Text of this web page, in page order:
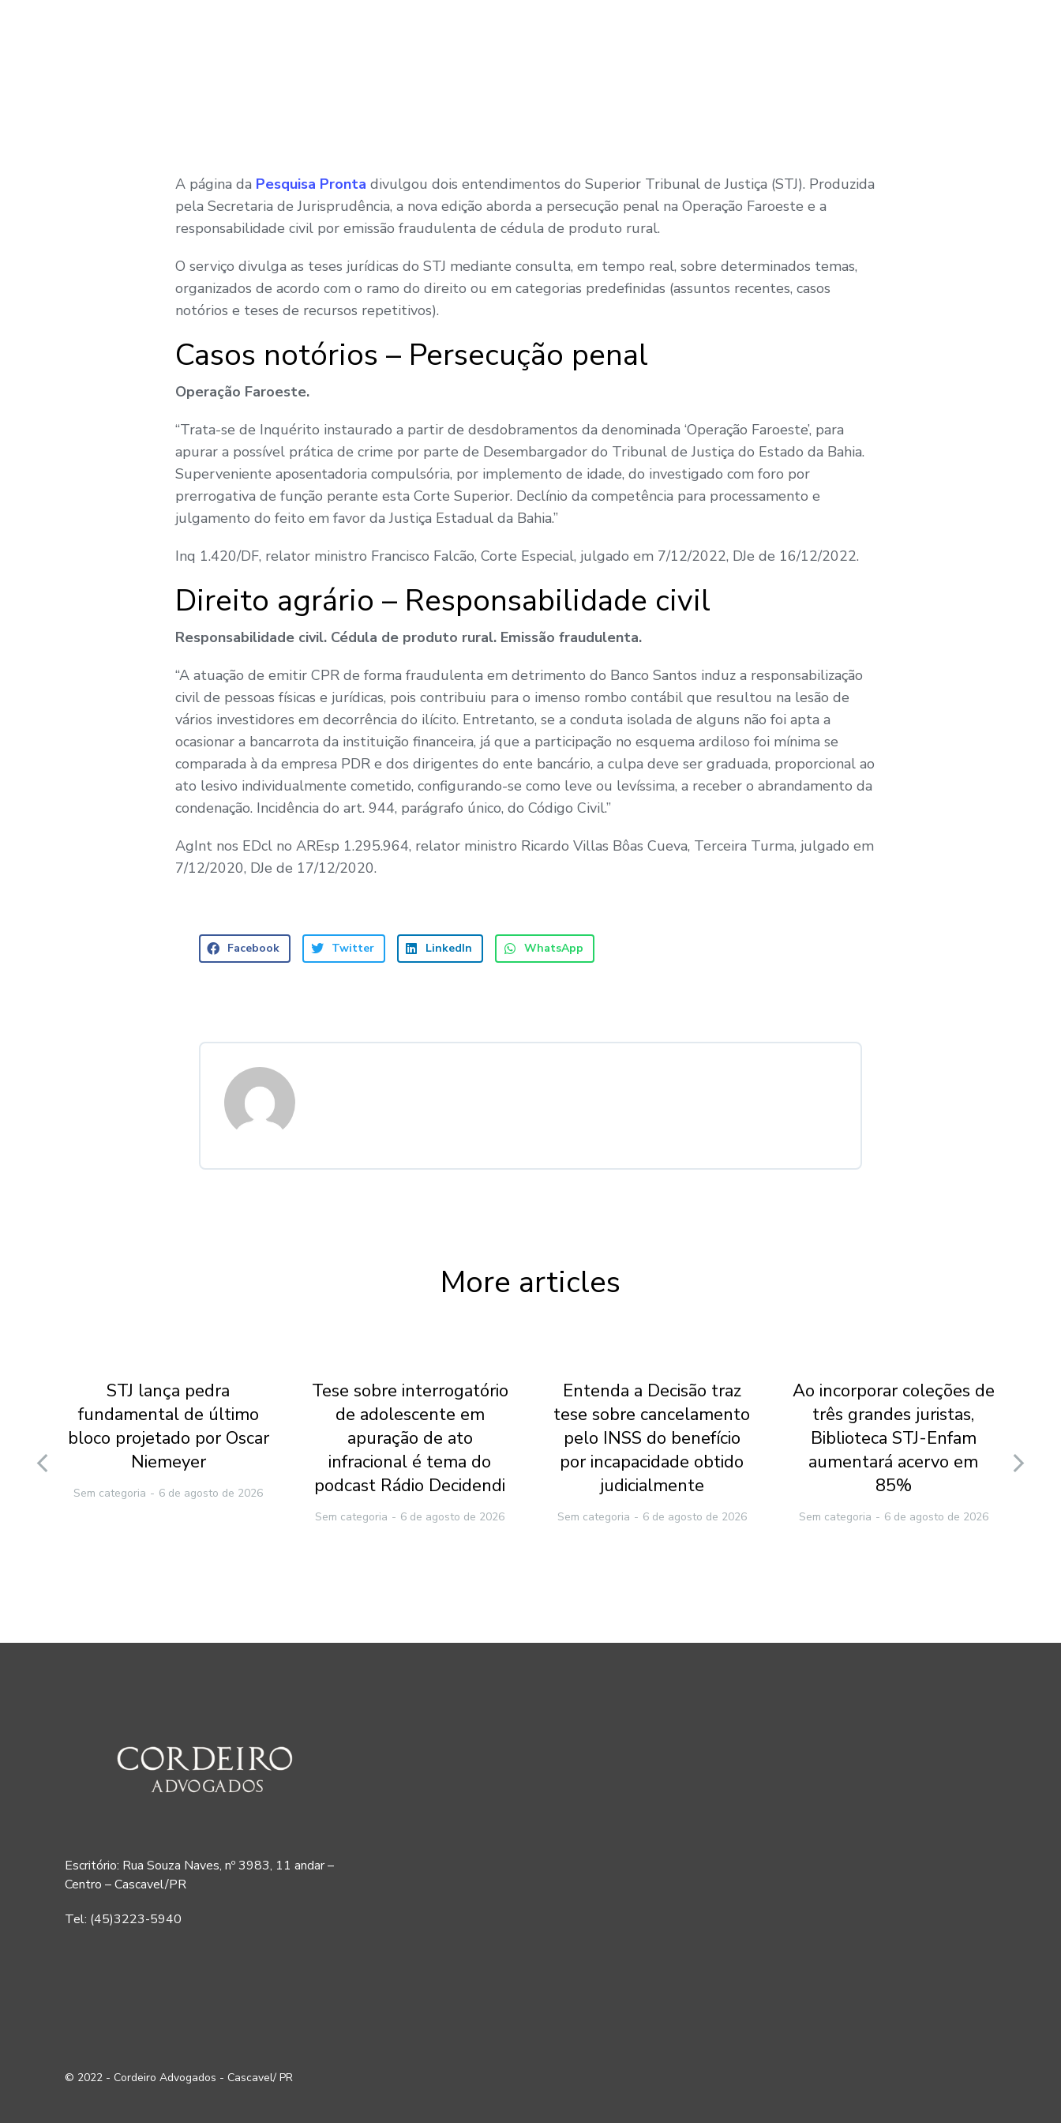
A página da Pesquisa Pronta divulgou dois entendimentos do Superior Tribunal de Justiça (STJ). Produzida
pela Secretaria de Jurisprudência, a nova edição aborda a persecução penal na Operação Faroeste e a
responsabilidade civil por emissão fraudulenta de cédula de produto rural.
O serviço divulga as teses jurídicas do STJ mediante consulta, em tempo real, sobre determinados temas,
organizados de acordo com o ramo do direito ou em categorias predefinidas (assuntos recentes, casos
notórios e teses de recursos repetitivos).
Casos notórios – Persecução penal
Operação Faroeste.
“Trata-se de Inquérito instaurado a partir de desdobramentos da denominada ‘Operação Faroeste’, para
apurar a possível prática de crime por parte de Desembargador do Tribunal de Justiça do Estado da Bahia.
Superveniente aposentadoria compulsória, por implemento de idade, do investigado com foro por
prerrogativa de função perante esta Corte Superior. Declínio da competência para processamento e
julgamento do feito em favor da Justiça Estadual da Bahia.”
Inq 1.420/DF, relator ministro Francisco Falcão, Corte Especial, julgado em 7/12/2022, DJe de 16/12/2022.
Direito agrário – Responsabilidade civil
Responsabilidade civil. Cédula de produto rural. Emissão fraudulenta.
“A atuação de emitir CPR de forma fraudulenta em detrimento do Banco Santos induz a responsabilização
civil de pessoas físicas e jurídicas, pois contribuiu para o imenso rombo contábil que resultou na lesão de
vários investidores em decorrência do ilícito. Entretanto, se a conduta isolada de alguns não foi apta a
ocasionar a bancarrota da instituição financeira, já que a participação no esquema ardiloso foi mínima se
comparada à da empresa PDR e dos dirigentes do ente bancário, a culpa deve ser graduada, proporcional ao
ato lesivo individualmente cometido, configurando-se como leve ou levíssima, a receber o abrandamento da
condenação. Incidência do art. 944, parágrafo único, do Código Civil.”
AgInt nos EDcl no AREsp 1.295.964, relator ministro Ricardo Villas Bôas Cueva, Terceira Turma, julgado em
7/12/2020, DJe de 17/12/2020.
Facebook Twitter LinkedIn WhatsApp
More articles
STJ lança pedra
fundamental de último
bloco projetado por Oscar
Niemeyer
Sem categoria 6 de agosto de 2026
Tese sobre interrogatório
de adolescente em
apuração de ato
infracional é tema do
podcast Rádio Decidendi
Sem categoria 6 de agosto de 2026
Entenda a Decisão traz
tese sobre cancelamento
pelo INSS do benefício
por incapacidade obtido
judicialmente
Sem categoria 6 de agosto de 2026
Ao incorporar coleções de
três grandes juristas,
Biblioteca STJ-Enfam
aumentará acervo em
85%
Sem categoria 6 de agosto de 2026
Escritório: Rua Souza Naves, nº 3983, 11 andar –
Centro – Cascavel/PR
Tel: (45)3223-5940
© 2022 - Cordeiro Advogados - Cascavel/ PR